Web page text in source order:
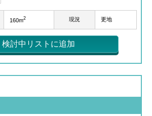
160m2 現況 更地
検討中リストに追加